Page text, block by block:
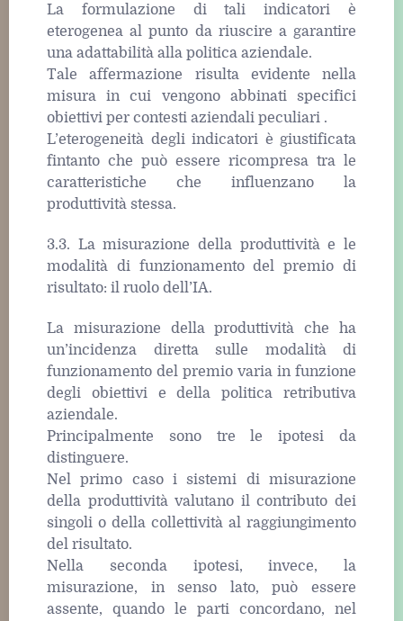
La formulazione di tali indicatori è
eterogenea al punto da riuscire a garantire
una adattabilità alla politica aziendale.
Tale affermazione risulta evidente nella
misura in cui vengono abbinati specifici
obiettivi per contesti aziendali peculiari .
L’eterogeneità degli indicatori è giustificata
fintanto che può essere ricompresa tra le
caratteristiche che influenzano la
produttività stessa.
3.3. La misurazione della produttività e le
modalità di funzionamento del premio di
risultato: il ruolo dell’IA.
La misurazione della produttività che ha
un’incidenza diretta sulle modalità di
funzionamento del premio varia in funzione
degli obiettivi e della politica retributiva
aziendale.
Principalmente sono tre le ipotesi da
distinguere.
Nel primo caso i sistemi di misurazione
della produttività valutano il contributo dei
singoli o della collettività al raggiungimento
del risultato.
Nella seconda ipotesi, invece, la
misurazione, in senso lato, può essere
assente, quando le parti concordano, nel